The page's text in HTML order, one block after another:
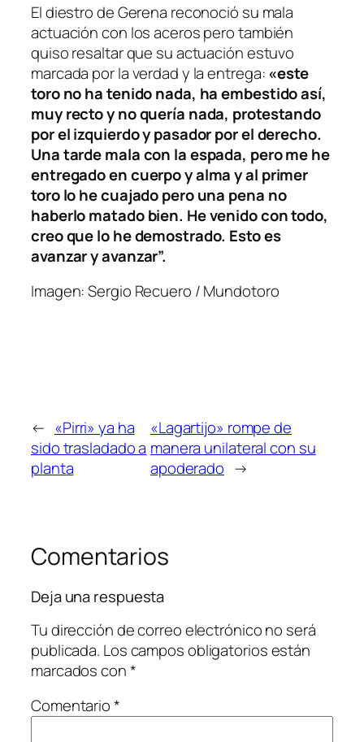
El diestro de Gerena reconoció su mala
actuación con los aceros pero también
quiso resaltar que su actuación estuvo
marcada por la verdad y la entrega:«este
toro no ha tenido nada, ha embestido así,
muy recto y no quería nada, protestando
por el izquierdo y pasador por el derecho.
Una tarde mala con la espada, pero me he
entregado en cuerpo y alma y al primer
toro lo he cuajado pero una pena no
haberlo matado bien. He venido con todo,
creo que lo he demostrado. Esto es
avanzar y avanzar”.
Imagen: Sergio Recuero / Mundotoro
← «Pirri» ya ha
sido trasladado a
planta
«Lagartijo» rompe de
manera unilateral con su
apoderado →
Comentarios
Deja una respuesta
Tu dirección de correo electrónico no será
publicada. Los campos obligatorios están
marcados con*
Comentario*